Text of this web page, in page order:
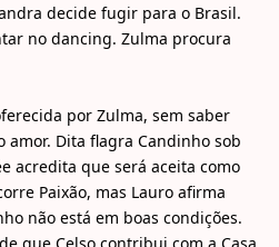
decide fugir para o Brasil.
no dancing. Zulma procura
por Zulma, sem saber
amor. Dita flagra Candinho sob
acredita que será aceita como
Paixão, mas Lauro afirma
não está em boas condições.